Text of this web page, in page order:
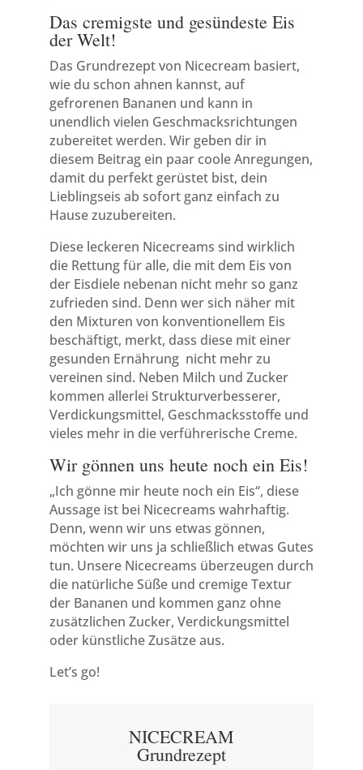
Das cremigste und gesündeste Eis
der Welt!
Das Grundrezept von Nicecream basiert,
wie du schon ahnen kannst, auf
gefrorenen Bananen und kann in
unendlich vielen Geschmacksrichtungen
zubereitet werden. Wir geben dir in
diesem Beitrag ein paar coole Anregungen,
damit du perfekt gerüstet bist, dein
Lieblingseis ab sofort ganz einfach zu
Hause zuzubereiten.
Diese leckeren Nicecreams sind wirklich
die Rettung für alle, die mit dem Eis von
der Eisdiele nebenan nicht mehr so ganz
zufrieden sind. Denn wer sich näher mit
den Mixturen von konventionellem Eis
beschäftigt, merkt, dass diese mit einer
gesunden Ernährung nicht mehr zu
vereinen sind. Neben Milch und Zucker
kommen allerlei Strukturverbesserer,
Verdickungsmittel, Geschmacksstoffe und
vieles mehr in die verführerische Creme.
Wir gönnen uns heute noch ein Eis!
„Ich gönne mir heute noch ein Eis“, diese
Aussage ist bei Nicecreams wahrhaftig.
Denn, wenn wir uns etwas gönnen,
möchten wir uns ja schließlich etwas Gutes
tun. Unsere Nicecreams überzeugen durch
die natürliche Süße und cremige Textur
der Bananen und kommen ganz ohne
zusätzlichen Zucker, Verdickungsmittel
oder künstliche Zusätze aus.
Let’s go!
NICECREAM
Grundrezept